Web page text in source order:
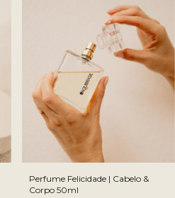
Perfume Felicidade | Cabelo &
Corpo 50ml